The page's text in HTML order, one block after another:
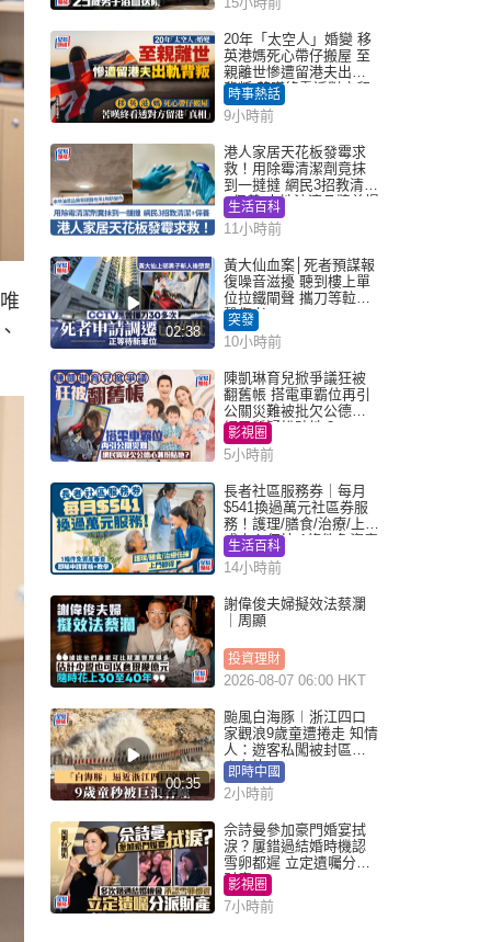
20年「太空人」婚變 移
英港媽死心帶仔搬屋 至
親離世慘遭留港夫出軌
背叛 苦嘆終看透對方留
港「真相」｜Juicy叮
時事熱話
9小時前
港人家居天花板發霉求
救！用除霉清潔劑竟抹
到一撻撻 網民3招教清潔
+保養 本地油漆品牌曾提
醒勿用1物防變色
生活百科
11小時前
02:38
黃大仙血案│死者預謀報
復噪音滋擾 聽到樓上單
位拉鐵閘聲 攜刀等𨋢伏
擊傷者
突發
10小時前
陳凱琳育兒掀爭議狂被
翻舊帳 搭電車霸位再引
公關災難被批欠公德心
網民質疑扮貼地？
影視圈
5小時前
長者社區服務券｜每月
$541換過萬元社區券服
務！護理/膳食/治療/上門
或中心任揀 1條件免資產
審查（附申請資格及教
學）
生活百科
14小時前
謝偉俊夫婦擬效法蔡瀾
｜周顯
投資理財
2026-08-07 06:00 HKT
00:35
颱風白海豚︱浙江四口
家觀浪9歲童遭捲走 知情
人：遊客私闖被封區域
︱有片
即時中國
2小時前
佘詩曼參加豪門婚宴拭
淚？屢錯過結婚時機認
雪卵都遲 立定遺囑分派
財產
影視圈
7小時前